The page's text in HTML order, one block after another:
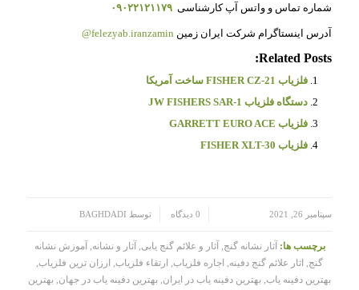
شماره تماس و واتس آپ کارشناسی ۰۹۰۲۲۱۲۱۱۷۹
آدرس اینستاگرام شرکت ایران زمین felezyab.iranzamin@
Related Posts:
فلزیاب FISHER CZ-21 ساخت آمریکا
دستگاه فلزیاب JW FISHERS SAR-1
فلزیاب GARRETT EURO ACE
فلزیاب FISHER XLT-30
سپتامبر 26, 2021 0 دیدگاه توسط BAGHDADI
برچسب ها: آثار نشانه گنج, آثار و علائم گنج یابی, آثار و نشانه, آموزش نشانه
گنج, اثار علائم گنج دفینه, اجاره فلزیاب, ارتقاء فلزیاب, ارزان ترین فلزیاب,
بهترین دفینه یاب, بهترین دفینه یاب در ایران, بهترین دفینه یاب در جهان, بهترین